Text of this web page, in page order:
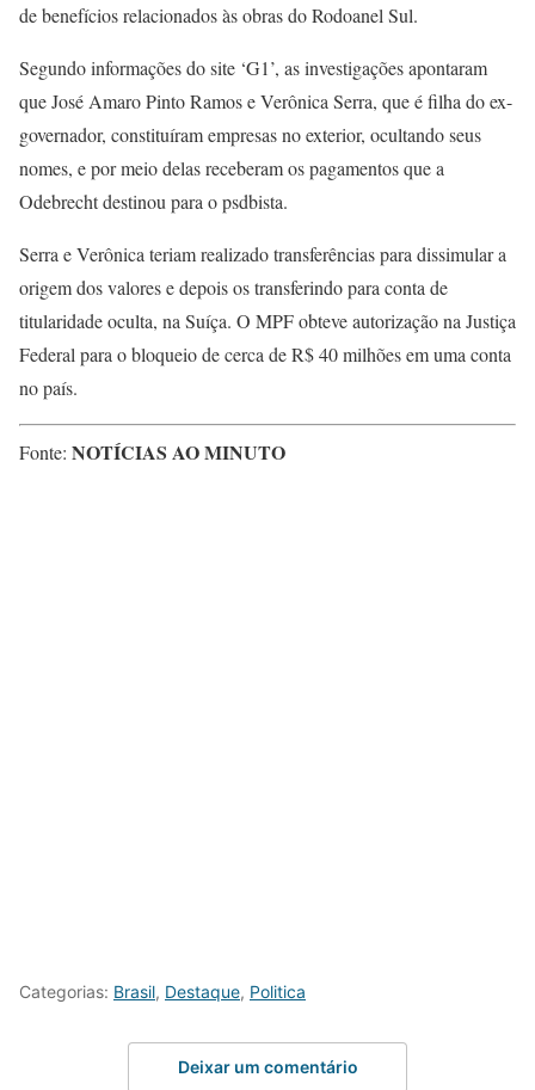
de benefícios relacionados às obras do Rodoanel Sul.
Segundo informações do site ‘G1’, as investigações apontaram
que José Amaro Pinto Ramos e Verônica Serra, que é filha do ex-
governador, constituíram empresas no exterior, ocultando seus
nomes, e por meio delas receberam os pagamentos que a
Odebrecht destinou para o psdbista.
Serra e Verônica teriam realizado transferências para dissimular a
origem dos valores e depois os transferindo para conta de
titularidade oculta, na Suíça. O MPF obteve autorização na Justiça
Federal para o bloqueio de cerca de R$ 40 milhões em uma conta
no país.
Fonte: NOTÍCIAS AO MINUTO
Categorias: Brasil, Destaque, Politica
Deixar um comentário